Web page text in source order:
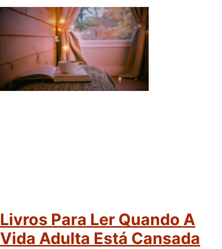
Livros Para Ler Quando A
Vida Adulta Está Cansada